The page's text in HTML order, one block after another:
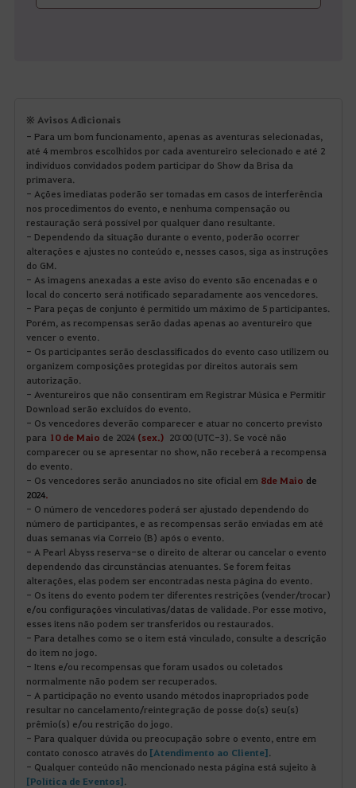
※ Avisos Adicionais
- Para um bom funcionamento, apenas as aventuras selecionadas,
até 4 membros escolhidos por cada aventureiro selecionado e até 2
indivíduos convidados podem participar do Show da Brisa da
primavera.
- Ações imediatas poderão ser tomadas em casos de interferência
nos procedimentos do evento, e nenhuma compensação ou
restauração será possível por qualquer dano resultante.
- Dependendo da situação durante o evento, poderão ocorrer
alterações e ajustes no conteúdo e, nesses casos, siga as instruções
do GM.
- As imagens anexadas a este aviso do evento são encenadas e o
local do concerto será notificado separadamente aos vencedores.
- Para peças de conjunto é permitido um máximo de 5 participantes.
Porém, as recompensas serão dadas apenas ao aventureiro que
vencer o evento.
- Os participantes serão desclassificados do evento caso utilizem ou
organizem composições protegidas por direitos autorais sem
autorização.
- Aventureiros que não consentiram em Registrar Música e Permitir
Download serão excluídos do evento.
- Os vencedores deverão comparecer e atuar no concerto previsto
para 10 de Maio de 2024(sex.)20:00 (UTC-3). Se você não
comparecer ou se apresentar no show, não receberá a recompensa
do evento.
- Os vencedores serão anunciados no site oficial em 8de Maio de
2024.
- O número de vencedores poderá ser ajustado dependendo do
número de participantes, e as recompensas serão enviadas em até
duas semanas via Correio (B) após o evento.
- A Pearl Abyss reserva-se o direito de alterar ou cancelar o evento
dependendo das circunstâncias atenuantes. Se forem feitas
alterações, elas podem ser encontradas nesta página do evento.
- Os itens do evento podem ter diferentes restrições (vender/trocar)
e/ou configurações vinculativas/datas de validade. Por esse motivo,
esses itens não podem ser transferidos ou restaurados.
- Para detalhes como se o item está vinculado, consulte a descrição
do item no jogo.
- Itens e/ou recompensas que foram usados ou coletados
normalmente não podem ser recuperados.
- A participação no evento usando métodos inapropriados pode
resultar no cancelamento/reintegração de posse do(s) seu(s)
prêmio(s) e/ou restrição do jogo.
- Para qualquer dúvida ou preocupação sobre o evento, entre em
contato conosco através do [Atendimento ao Cliente]
- Qualquer conteúdo não mencionado nesta página está sujeito à
[Política de Eventos]